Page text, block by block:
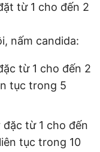
từ 1 cho đến 2
nấm candida:
từ 1 cho đến 2
tục trong 5
từ 1 cho đến
tục trong 10